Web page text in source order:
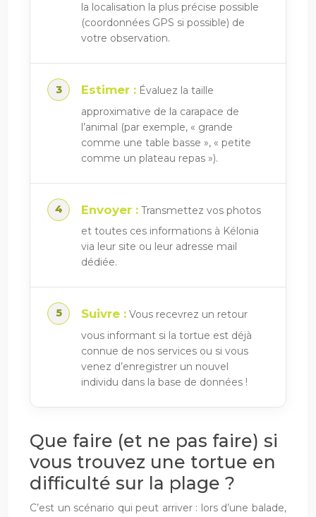
la localisation la plus précise possible
(coordonnées GPS si possible) de
votre observation.
Estimer : Évaluez la taille
approximative de la carapace de
l’animal (par exemple, « grande
comme une table basse », « petite
comme un plateau repas »).
Envoyer : Transmettez vos photos
et toutes ces informations à Kélonia
via leur site ou leur adresse mail
dédiée.
Suivre : Vous recevrez un retour
vous informant si la tortue est déjà
connue de nos services ou si vous
venez d’enregistrer un nouvel
individu dans la base de données !
Que faire (et ne pas faire) si
vous trouvez une tortue en
difficulté sur la plage ?
C’est un scénario qui peut arriver : lors d’une balade,